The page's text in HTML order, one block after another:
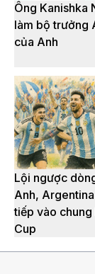
Ông Kanishka
làm bộ trưởng
của Anh
Lội ngược
Anh,
tiếp vào
Cup